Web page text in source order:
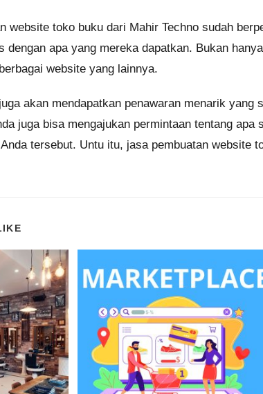
website toko buku dari Mahir Techno sudah
dengan apa yang mereka dapatkan. Bukan
website yang lainnya.
akan mendapatkan penawaran menarik yang
juga bisa mengajukan permintaan tentang apa
tersebut. Untu itu, jasa pembuatan website